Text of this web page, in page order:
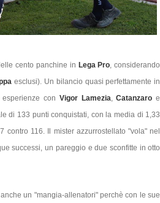
cento panchine in Lega Pro, considerando
esclusi). Un bilancio quasi perfettamente in
con Vigor Lamezia,Catanzaroe
di 133 punti conquistati, con la media di 1,33
116. Il mister azzurrostellato "vola" nel
successi, un pareggio e due sconfitte in otto
un "mangia-allenatori" perchè con le sue